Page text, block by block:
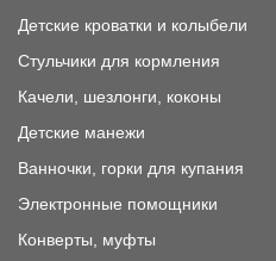
Детские кроватки и колыбели
Стульчики для кормления
Качели, шезлонги, коконы
Детские манежи
Ванночки, горки для купания
Электронные помощники
Конверты, муфты